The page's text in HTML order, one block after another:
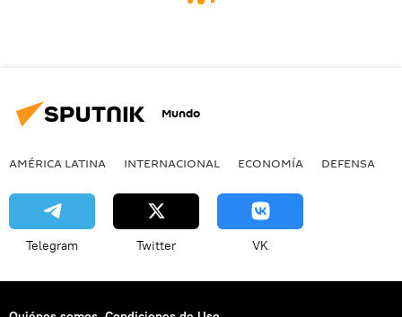
Mundo
AMÉRICA LATINA INTERNACIONAL ECONOMÍA DEFENSA
Telegram Twitter VK